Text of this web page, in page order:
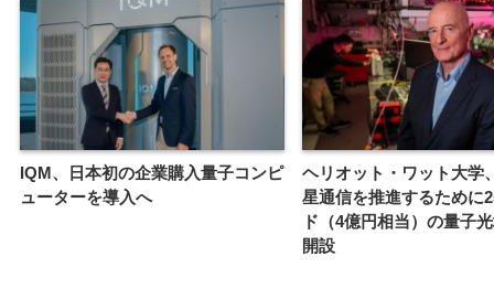
IQM、日本初の企業購入量子コンピ
ューターを導入へ
ヘリオット・ワット大学
星通信を推進するために
ド（4億円相当）の量子
開設